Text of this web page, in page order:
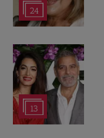
24
13